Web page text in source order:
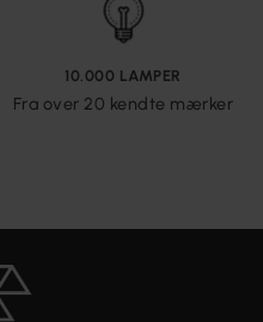
10.000 LAMPER
Fra over 20 kendte mærker